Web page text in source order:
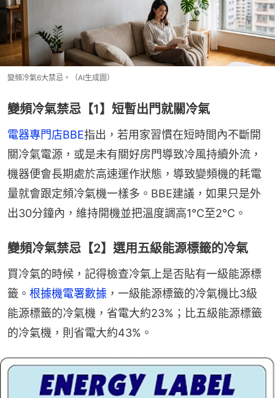
變頻冷氣6大禁忌。（AI生成圖）
變頻冷氣禁忌【1】短暫出門就關冷氣
電器專門店BBE指出，若用家習慣在短時間內不斷開
關冷氣電源，或是未有關好房門導致冷風持續外流，
機器便會長期處於高速運作狀態，導致變頻機的耗電
量就會跟定頻冷氣機一樣多。BBE建議，如果只是外
出30分鐘內，維持開機並把溫度調高1°C至2°C。
變頻冷氣禁忌【2】選用五級能源標籤的冷氣
買冷氣的時候，記得檢查冷氣上是否貼有一級能源標
籤。 根據機電署數據 ，一級能源標籤的冷氣機比3級
能源標籤的冷氣機，省電大約23%；比五級能源標籤
的冷氣機，則省電大約43%。